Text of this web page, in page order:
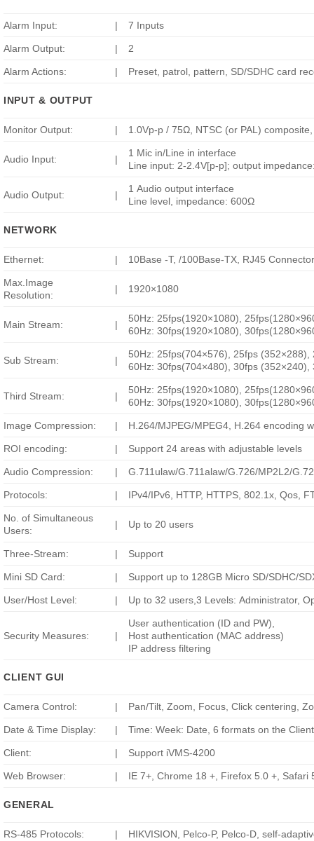
Alarm Input: | 7 Inputs
Alarm Output: | 2
Alarm Actions: | Preset, patrol, pattern, SD/SDHC card
INPUT & OUTPUT
Monitor Output: | 1.0Vp-p / 75Ω, NTSC (or PAL)
Audio Input: |
1 Mic in/Line in interface
Line input: 2-2.4V[p-p]; output
Audio Output: |
1 Audio output interface
Line level, impedance: 600Ω
NETWORK
Ethernet: | 10Base -T, /100Base-TX, RJ45
Max.Image
Resolution:
| 1920×1080
Main Stream: |
50Hz: 25fps(1920×1080),
60Hz: 30fps(1920×1080),
Sub Stream: |
50Hz: 25fps(704×576), 25fps (352×288),
60Hz: 30fps(704×480), 30fps (352×240),
Third Stream: |
50Hz: 25fps(1920×1080),
60Hz: 30fps(1920×1080),
Image Compression: | H.264/MJPEG/MPEG4, H.264 encoding
ROI encoding: | Support 24 areas with adjustable levels
Audio Compression: | G.711ulaw/G.711alaw/G.726/MP2L2/
Protocols: | IPv4/IPv6, HTTP, HTTPS, 802.1x, Qos,
No. of Simultaneous
Users:
| Up to 20 users
Three-Stream: | Support
Mini SD Card: | Support up to 128GB Micro SD/SDHC/
User/Host Level: | Up to 32 users,3 Levels: Administrator,
Security Measures: |
User authentication (ID and PW),
Host authentication (MAC address)
IP address filtering
CLIENT GUI
Camera Control: | Pan/Tilt, Zoom, Focus, Click centering,
Date & Time Display: | Time: Week: Date, 6 formats on the Client
Client: | Support iVMS-4200
Web Browser: | IE 7+, Chrome 18 +, Firefox 5.0 +,
GENERAL
RS-485 Protocols: | HIKVISION, Pelco-P, Pelco-D, self-